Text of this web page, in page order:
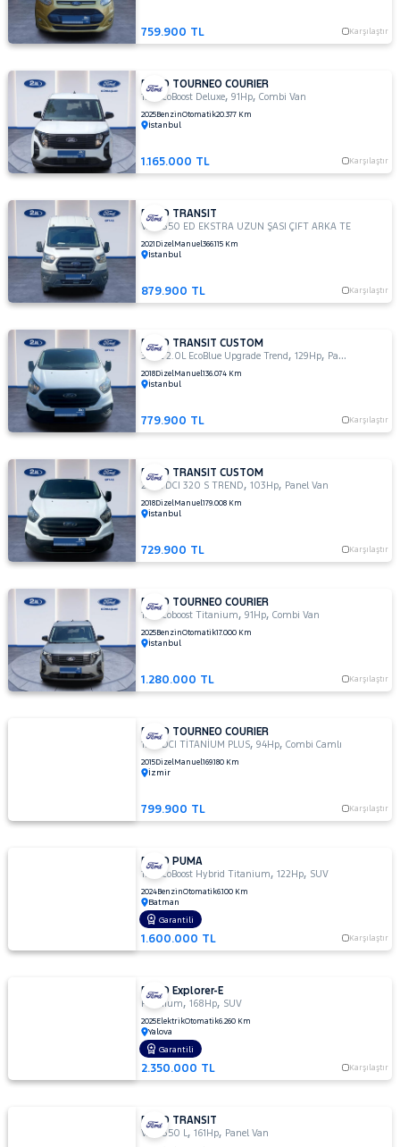
NISSAN
OPEL
PEUGEOT
RENAULT
SEAT
SKODA
SSANGYONG
SUBARU
TESLA
TOGG
TOYOTA
VOLKSWAGEN
VOLVO
759.900 TL Karşılaştır
FORD TOURNEO COURIER
1.0 EcoBoost Deluxe,91Hp,Combi Van
2025BenzinOtomatik20.377 Km
İstanbul
1.165.000 TL Karşılaştır
FORD TRANSIT
VAN 350 ED EKSTRA UZUN ŞASI ÇIFT ARKA TEKER
2021 DizelManuel366.115 Km
İstanbul
879.900 TL Karşılaştır
FORD TRANSIT CUSTOM
340L 2.0L EcoBlue Upgrade Trend ,129Hp, Panel Van
2018DizelManuel136.074 Km
İstanbul
779.900 TL Karşılaştır
FORD TRANSIT CUSTOM
2.0 TDCI 320 S TREND,103Hp, Panel Van
2018DizelManuel179.008 Km
İstanbul
729.900 TL Karşılaştır
FORD TOURNEO COURIER
1.0 Ecoboost Titanium,91Hp,Combi Van
2025BenzinOtomatik17.000 Km
İstanbul
1.280.000 TL Karşılaştır
FORD TOURNEO COURIER
1.5 TDCI TİTANİUM PLUS,94Hp,Combi Camlı
2015DizelManuel169.180 Km
İzmir
799.900 TL Karşılaştır
FORD PUMA
1.0 EcoBoost Hybrid Titanium,122Hp, SUV
2024BenzinOtomatik6.100 Km
Batman
1.600.000 TL Karşılaştır
Garantili
FORD Explorer-E
Premium,168Hp, SUV
2025ElektrikOtomatik6.260 Km
Yalova
2.350.000 TL Karşılaştır
Garantili
FORD TRANSIT
VAN 350 L,161Hp, Panel Van